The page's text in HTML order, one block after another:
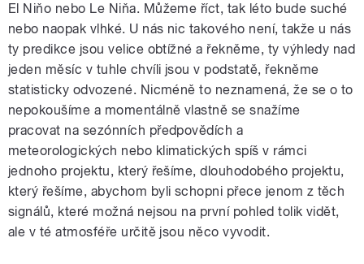
El Niňo nebo Le Niňa. Můžeme říct, tak léto bude suché
nebo naopak vlhké. U nás nic takového není, takže u nás
ty predikce jsou velice obtížné a řekněme, ty výhledy nad
jeden měsíc v tuhle chvíli jsou v podstatě, řekněme
statisticky odvozené. Nicméně to neznamená, že se o to
nepokoušíme a momentálně vlastně se snažíme
pracovat na sezónních předpovědích a
meteorologických nebo klimatických spíš v rámci
jednoho projektu, který řešíme, dlouhodobého projektu,
který řešíme, abychom byli schopni přece jenom z těch
signálů, které možná nejsou na první pohled tolik vidět,
ale v té atmosféře určitě jsou něco vyvodit.